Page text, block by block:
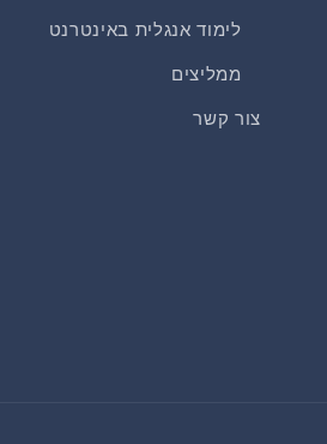
לימוד אנגלית באינטרנט
ממליצים
צור קשר